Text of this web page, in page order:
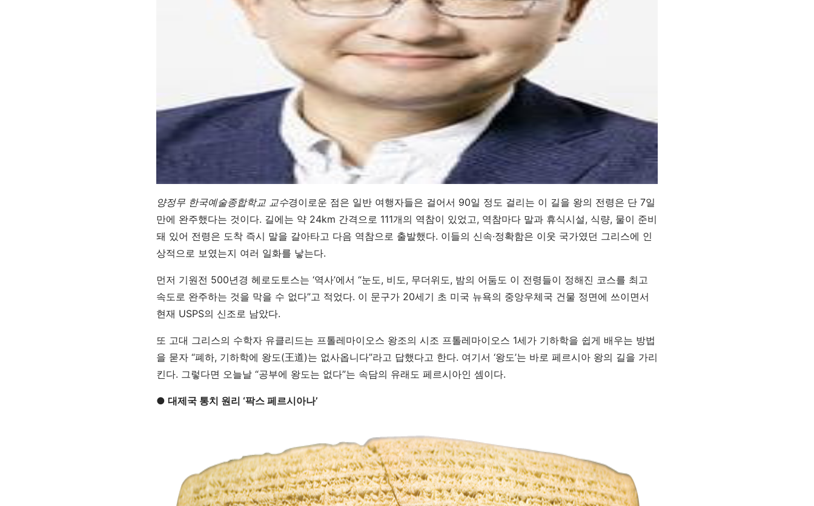
양정무 한국예술종합학교 교수경이로운 점은 일반 여행자들은 걸어서 90일 정도 걸리는 이 길을 왕의 전령은 단 7일
만에 완주했다는 것이다. 길에는 약 24km 간격으로 111개의 역참이 있었고, 역참마다 말과 휴식시설, 식량, 물이 준비
돼 있어 전령은 도착 즉시 말을 갈아타고 다음 역참으로 출발했다. 이들의 신속·정확함은 이웃 국가였던 그리스에 인
상적으로 보였는지 여러 일화를 낳는다.
먼저 기원전 500년경 헤로도토스는 ‘역사’에서 “눈도, 비도, 무더위도, 밤의 어둠도 이 전령들이 정해진 코스를 최고
속도로 완주하는 것을 막을 수 없다”고 적었다. 이 문구가 20세기 초 미국 뉴욕의 중앙우체국 건물 정면에 쓰이면서
현재 USPS의 신조로 남았다.
또 고대 그리스의 수학자 유클리드는 프톨레마이오스 왕조의 시조 프톨레마이오스 1세가 기하학을 쉽게 배우는 방법
을 묻자 “폐하, 기하학에 왕도(王道)는 없사옵니다”라고 답했다고 한다. 여기서 ‘왕도’는 바로 페르시아 왕의 길을 가리
킨다. 그렇다면 오늘날 “공부에 왕도는 없다”는 속담의 유래도 페르시아인 셈이다.
● 대제국 통치 원리 ‘팍스 페르시아나’